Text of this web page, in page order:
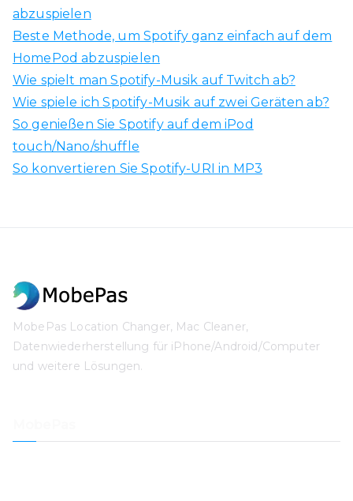
abzuspielen
Beste Methode, um Spotify ganz einfach auf dem
HomePod abzuspielen
Wie spielt man Spotify-Musik auf Twitch ab?
Wie spiele ich Spotify-Musik auf zwei Geräten ab?
So genießen Sie Spotify auf dem iPod
touch/Nano/shuffle
So konvertieren Sie Spotify-URI in MP3
MobePas Location Changer, Mac Cleaner,
Datenwiederherstellung für iPhone/Android/Computer
und weitere Lösungen.